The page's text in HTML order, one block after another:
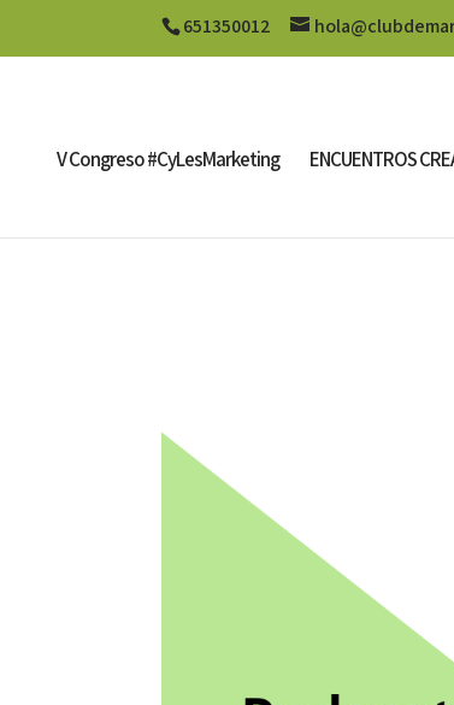
651350012
V Congreso #CyLesMarketing ENCUENTROS